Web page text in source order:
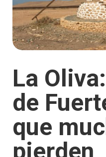
La
de
que
pierden